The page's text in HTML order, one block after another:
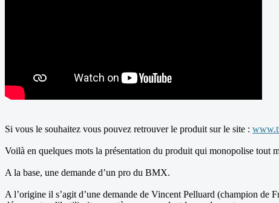
Si vous le souhaitez vous pouvez retrouver le produit sur le site :
Voilà en quelques mots la présentation du produit qui monopolise tout
A la base, une demande d’un pro du BMX.
A l’origine il s’agit d’une demande de Vincent Pelluard (champion de